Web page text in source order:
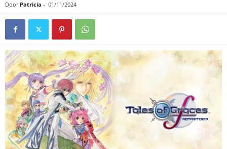
Door Patricia - 01/11/2024